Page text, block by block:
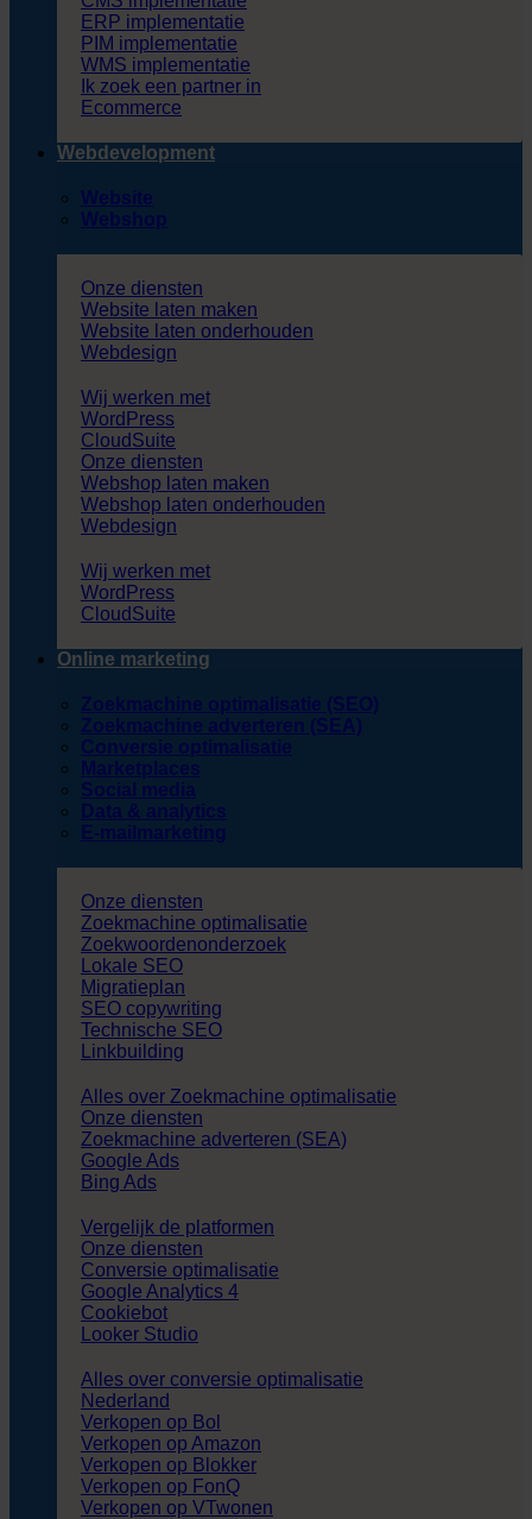
ERP implementatie
PIM implementatie
WMS implementatie
Ik zoek een partner in
Ecommerce
Webdevelopment
Website
Webshop
Onze diensten
Website laten maken
Website laten onderhouden
Webdesign
Wij werken met
WordPress
CloudSuite
Onze diensten
Webshop laten maken
Webshop laten onderhouden
Webdesign
Wij werken met
WordPress
CloudSuite
Online marketing
Zoekmachine optimalisatie (SEO)
Zoekmachine adverteren (SEA)
Conversie optimalisatie
Marketplaces
Social media
Data & analytics
E-mailmarketing
Onze diensten
Zoekmachine optimalisatie
Zoekwoordenonderzoek
Lokale SEO
Migratieplan
SEO copywriting
Technische SEO
Linkbuilding
Alles over Zoekmachine optimalisatie
Onze diensten
Zoekmachine adverteren (SEA)
Google Ads
Bing Ads
Vergelijk de platformen
Onze diensten
Conversie optimalisatie
Google Analytics 4
Cookiebot
Looker Studio
Alles over conversie optimalisatie
Nederland
Verkopen op Bol
Verkopen op Amazon
Verkopen op Blokker
Verkopen op FonQ
Verkopen op VTwonen